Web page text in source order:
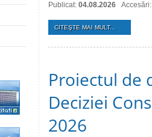
Publicat: 04.08.2026
CITEŞTE MAI MULT...
Proiectul de
Deciziei
2026